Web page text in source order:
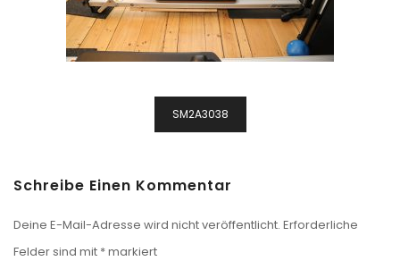
BeitragsnavigationSM2A3038
Schreibe Einen Kommentar
Deine E-Mail-Adresse wird nicht veröffentlicht. Erforderliche
Felder sind mit *markiert